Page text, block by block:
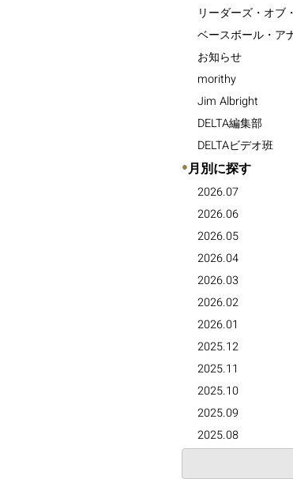
リーダーズ・オブ
ベースボール・ア
お知らせ
morithy
Jim Albright
DELTA編集部
DELTAビデオ班
●月別に探す
2026.07
2026.06
2026.05
2026.04
2026.03
2026.02
2026.01
2025.12
2025.11
2025.10
2025.09
2025.08